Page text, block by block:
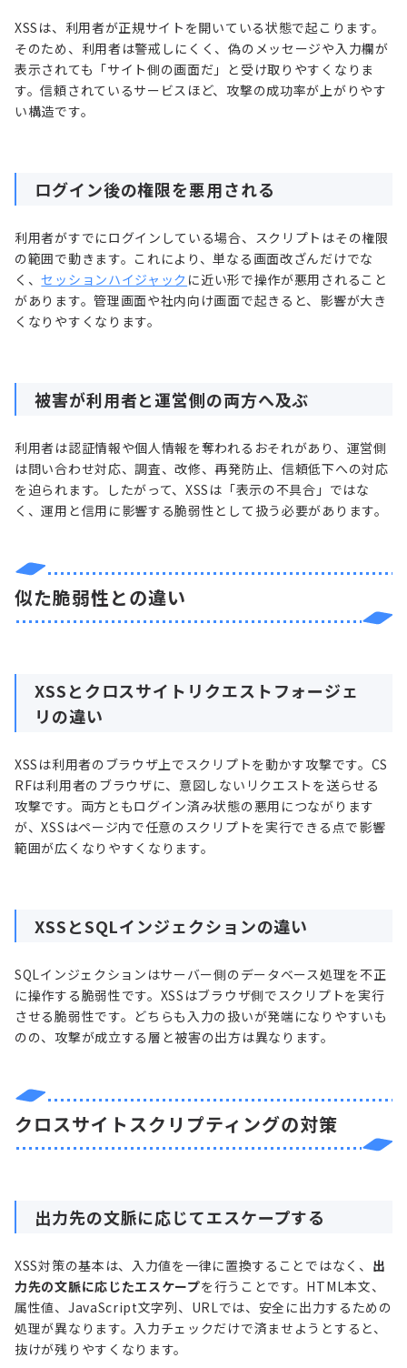
XSSは、利用者が正規サイトを開いている状態で起こります。
そのため、利用者は警戒しにくく、偽のメッセージや入力欄が
表示されても「サイト側の画面だ」と受け取りやすくなりま
す。信頼されているサービスほど、攻撃の成功率が上がりやす
い構造です。
ログイン後の権限を悪用される
利用者がすでにログインしている場合、スクリプトはその権限
の範囲で動きます。これにより、単なる画面改ざんだけでな
く、セッションハイジャック に近い形で操作が悪用されること
があります。管理画面や社内向け画面で起きると、影響が大き
くなりやすくなります。
被害が利用者と運営側の両方へ及ぶ
利用者は認証情報や個人情報を奪われるおそれがあり、運営側
は問い合わせ対応、調査、改修、再発防止、信頼低下への対応
を迫られます。したがって、XSSは「表示の不具合」ではな
く、運用と信用に影響する脆弱性として扱う必要があります。
似た脆弱性との違い
XSSとクロスサイトリクエストフォージェ
リの違い
XSSは利用者のブラウザ上でスクリプトを動かす攻撃です。CS
RFは利用者のブラウザに、意図しないリクエストを送らせる
攻撃です。両方ともログイン済み状態の悪用につながります
が、XSSはページ内で任意のスクリプトを実行できる点で影響
範囲が広くなりやすくなります。
XSSとSQLインジェクションの違い
SQLインジェクションはサーバー側のデータベース処理を不正
に操作する脆弱性です。XSSはブラウザ側でスクリプトを実行
させる脆弱性です。どちらも入力の扱いが発端になりやすいも
のの、攻撃が成立する層と被害の出方は異なります。
クロスサイトスクリプティングの対策
出力先の文脈に応じてエスケープする
XSS対策の基本は、入力値を一律に置換することではなく、 出
力先の文脈に応じたエスケープを行うことです。HTML本文、
属性値、JavaScript文字列、URLでは、安全に出力するための
処理が異なります。入力チェックだけで済ませようとすると、
抜けが残りやすくなります。